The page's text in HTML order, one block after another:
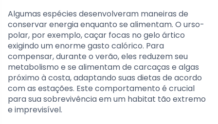
Algumas espécies desenvolveram maneiras de
conservar energia enquanto se alimentam. O urso-
polar, por exemplo, caçar focas no gelo ártico
exigindo um enorme gasto calórico. Para
compensar, durante o verão, eles reduzem seu
metabolismo e se alimentam de carcaças e algas
próximo à costa, adaptando suas dietas de acordo
com as estações. Este comportamento é crucial
para sua sobrevivência em um habitat tão extremo
e imprevisível.